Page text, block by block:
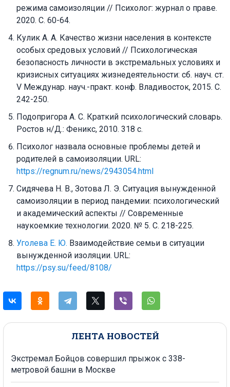
ЛЕНТА НОВОСТЕЙ
Экстремал Бойцов совершил прыжок с 338-
метровой башни в Москве
режима самоизоляции // Психолог: журнал о праве.
2020. С. 60-64.
Кулик А. А. Качество жизни населения в контексте
особых средовых условий // Психологическая
безопасность личности в экстремальных условиях и
кризисных ситуациях жизнедеятельности: сб. науч. ст.
V Междунар. науч.-практ. конф. Владивосток, 2015. С.
242-250.
Подопригора А. С. Краткий психологический словарь.
Ростов н/Д.: Феникс, 2010. 318 с.
Психолог назвала основные проблемы детей и
родителей в самоизоляции. URL:
https://regnum.ru/news/2943054.html
Сидячева Н. В., Зотова Л. Э. Ситуация вынужденной
самоизоляции в период пандемии: психологический
и академический аспекты // Современные
наукоемкие технологии. 2020. № 5. С. 218-225.
Уголева Е. Ю. Взаимодействие семьи в ситуации
вынужденной изоляции. URL:
https://psy.su/feed/8108/